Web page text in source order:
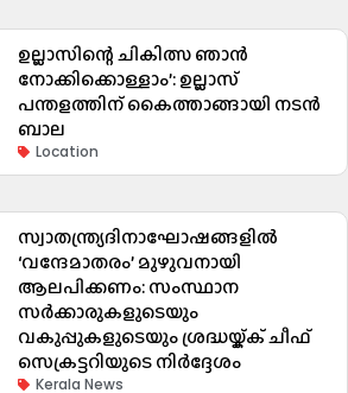
ഉല്ലാസിന്റെ ചികിത്സ ഞാൻ
നോക്കിക്കൊള്ളാം’: ഉല്ലാസ്
പന്തളത്തിന് കൈത്താങ്ങായി നടൻ
ബാല
Location
സ്വാതന്ത്ര്യദിനാഘോഷങ്ങളിൽ
‘വന്ദേമാതരം’ മുഴുവനായി
ആലപിക്കണം: സംസ്ഥാന
സർക്കാരുകളുടെയും
വകുപ്പുകളുടെയും ശ്രദ്ധയ്ക്ക് ചീഫ്
സെക്രട്ടറിയുടെ നിർദ്ദേശം
Kerala News